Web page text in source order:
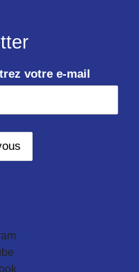
votre e-mail